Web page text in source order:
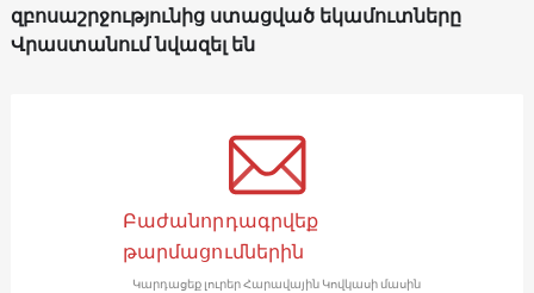
զբոսաշրջությունից ստացված եկամուտները
Վրաստանում նվազել են
Բաժանորդագրվեք
թարմացումներին
Կարդացեք լուրեր Հարավային Կովկասի մասին